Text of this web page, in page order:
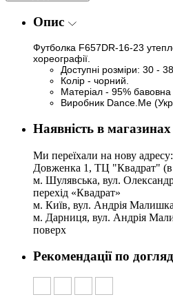
Опис
Футболка F657DR-16-23
хореографії.
Доступні розміри: 30 -
Колір - чорний.
Матеріал - 95%
Виробник Dance.Me
Наявність в магазинах
Ми переїхали на нову
Довженка 1, ТЦ "Квадрат" (в
м. Шулявська, вул.
перехід «Квадрат»
м. Київ, вул. Андрія
м. Дарниця, вул. Андрія
поверх
Рекомендації по